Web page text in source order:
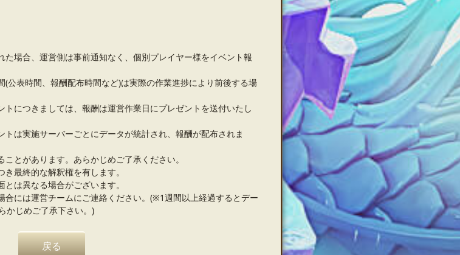
場合、運営側は事前通知なく、個別プレイヤー様をイベント報
公表時間、報酬配布時間など)は実際の作業進捗により前後する場
につきましては、報酬は運営作業日にプレゼントを送付いたし
は実施サーバーごとにデータが統計され、報酬が配布されま
とがあります。あらかじめご了承ください。
最終的な解釈権を有します。
は異なる場合がございます。
には運営チームにご連絡ください。(※1週間以上経過するとデー
かじめご了承下さい。)
戻る